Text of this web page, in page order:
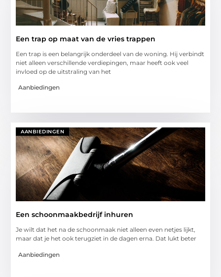
Een trap op maat van de vries trappen
Een trap is een belangrijk onderdeel van de woning. Hij verbindt
niet alleen verschillende verdiepingen, maar heeft ook veel
invloed op de uitstraling van het
Aanbiedingen
AANBIEDINGEN
Een schoonmaakbedrijf inhuren
Je wilt dat het na de schoonmaak niet alleen even netjes lijkt,
maar dat je het ook terugziet in de dagen erna. Dat lukt beter
Aanbiedingen